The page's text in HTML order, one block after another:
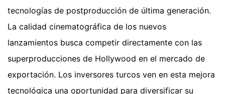
tecnologías de postproducción de última generación.
La calidad cinematográfica de los nuevos
lanzamientos busca competir directamente con las
superproducciones de Hollywood en el mercado de
exportación. Los inversores turcos ven en esta mejora
tecnológica una oportunidad para diversificar su